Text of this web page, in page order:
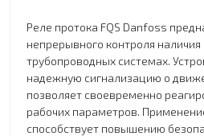
Реле протока FQS Danfoss
непрерывного контроля
трубопроводных системах.
надежную сигнализацию о
позволяет своевременно
рабочих параметров.
способствует повышению